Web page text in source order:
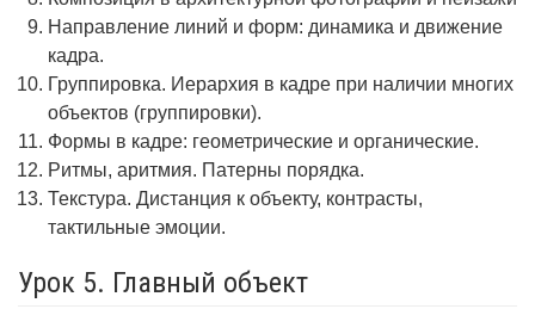
Направление линий и форм: динамика и движение
кадра.
Группировка. Иерархия в кадре при наличии многих
объектов (группировки).
Формы в кадре: геометрические и органические.
Ритмы, аритмия. Патерны порядка.
Текстура. Дистанция к объекту, контрасты,
тактильные эмоции.
Урок 5. Главный объект